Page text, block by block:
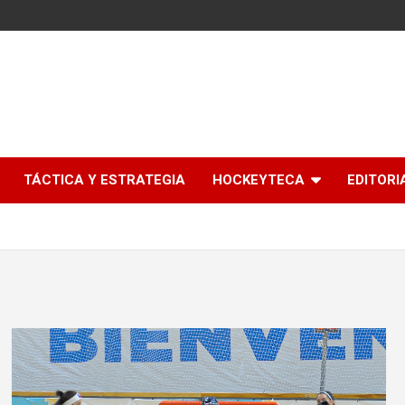
TÁCTICA Y ESTRATEGIA HOCKEYTECA